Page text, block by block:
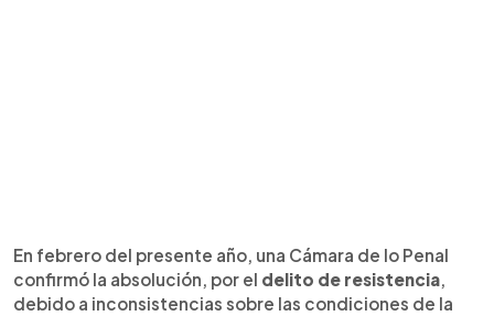
En febrero del presente año, una Cámara de lo Penal
confirmó la absolución, por el delito de resistencia,
debido a inconsistencias sobre las condiciones de la